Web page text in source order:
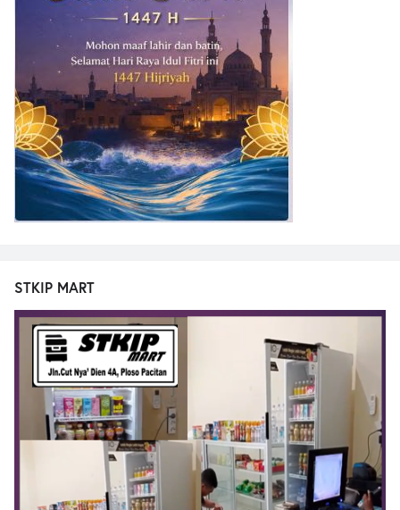
STKIP MART